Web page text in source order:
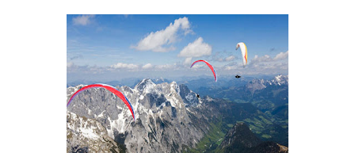
ACCESO CLIENTES /
CANJEAR BONOS
PARAPENTE
BLOG